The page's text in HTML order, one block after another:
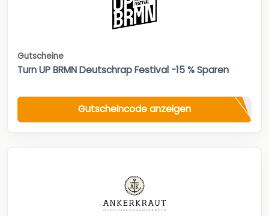
Gutscheine
Turn UP BRMN Deutschrap Festival -15 % Sparen
Gutscheincode anzeigen